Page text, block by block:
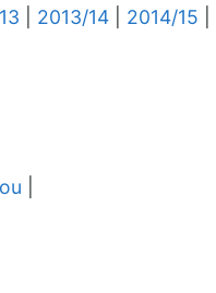
2013/14 2014/15